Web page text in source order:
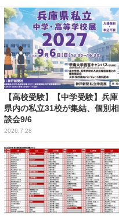
【高校受験】【中学受験】兵庫
県内の私立31校が集結、個別相
談会9/6
2026.7.28